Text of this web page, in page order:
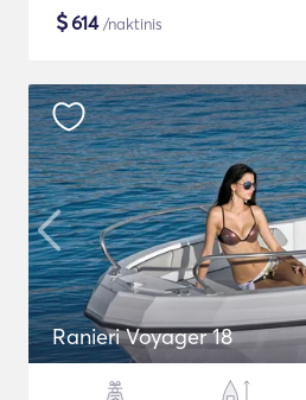
$614/naktinis
Ranieri Voyager 18